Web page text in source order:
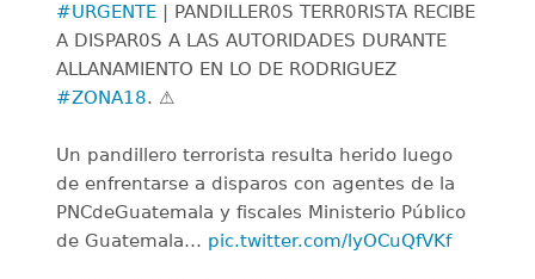
#URGENTE | PANDILLER0S TERR0RISTA RECIBE
A DISPAR0S A LAS AUTORIDADES DURANTE
ALLANAMIENTO EN LO DE RODRIGUEZ
#ZONA18. ⚠️
Un pandillero terrorista resulta herido luego
de enfrentarse a disparos con agentes de la
PNCdeGuatemala y fiscales Ministerio Público
de Guatemala… pic.twitter.com/lyOCuQfVKf